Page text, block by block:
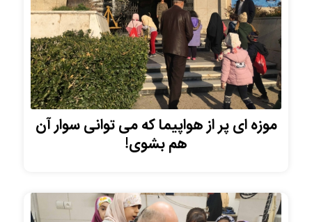
موزه ای پر از هواپیما که می توانی سوار آن
هم بشوی!